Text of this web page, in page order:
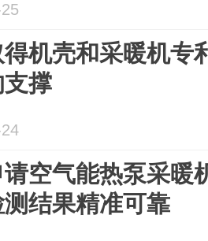
机壳和采暖机专
撑
空气能热泵采暖
结果精准可靠